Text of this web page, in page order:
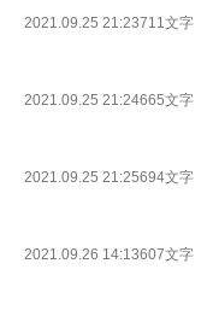
2021.09.25 21:23711文字
2021.09.25 21:24665文字
2021.09.25 21:25694文字
2021.09.26 14:13607文字